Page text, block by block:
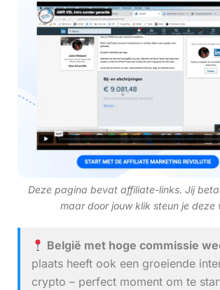
Deze pagina bevat affiliate-links. Jij
maar door jouw klik steun je deze
België met hoge commissie
plaats heeft ook een groeiende
crypto – perfect moment om te